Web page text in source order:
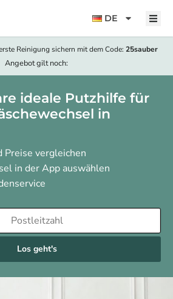
DE
Reinigung sichern mit dem Code: 25sauber
Angebot gilt noch:
ideale Putzhilfe für
in
Preise vergleichen
in der App auswählen
Los geht's